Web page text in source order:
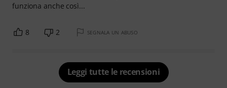
funziona anche così...
8 2 SEGNALA UN ABUSO
Leggi tutte le recensioni